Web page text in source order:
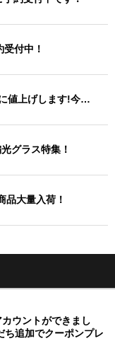
受付中！
値上げします!今…
グラス特集！
品大量入荷！
ウントができまし
追加でクーポンプレ